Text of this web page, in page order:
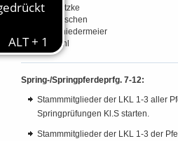
Dagmar Patzke
Carsten Raschen
Dieter Schniedermeier
Annika Stahl
Spring-/Springpferdeprfg. 7-12:
Stammmitglieder der LKL 1-3 aller
Springprüfungen Kl.S starten.
Stammmitglieder der LKL 1-3 der